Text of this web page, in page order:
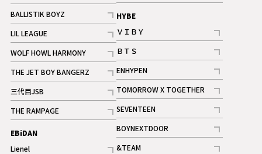
記事
BALLISTIK BOYZ
記事
LIL LEAGUE
記事
WOLF HOWL HARMONY
記事
THE JET BOY BANGERZ
記事
三代目JSB
記事
THE RAMPAGE
記事
ギャラリー
EBiDAN
Lienel
記事
HYBE
ＶＩＢＹ
記事
ＢＴＳ
記事
ENHYPEN
記事
TOMORROW X TOGETHER
記事
ギャラリー
SEVENTEEN
記事
BOYNEXTDOOR
記事
&TEAM